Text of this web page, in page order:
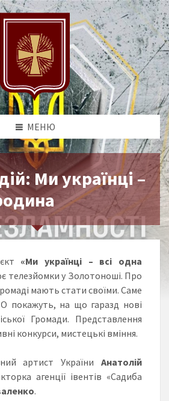
МЕНЮ
Ми українці –
«Ми українці – всі одна
телезйомки у Золотоноші. Про
мають стати своїми. Саме
покажуть, на що гаразд нові
Громади. Представлення
конкурси, мистецькі вміння.
артист України Анатолій
агенції івентів «Садиба
.